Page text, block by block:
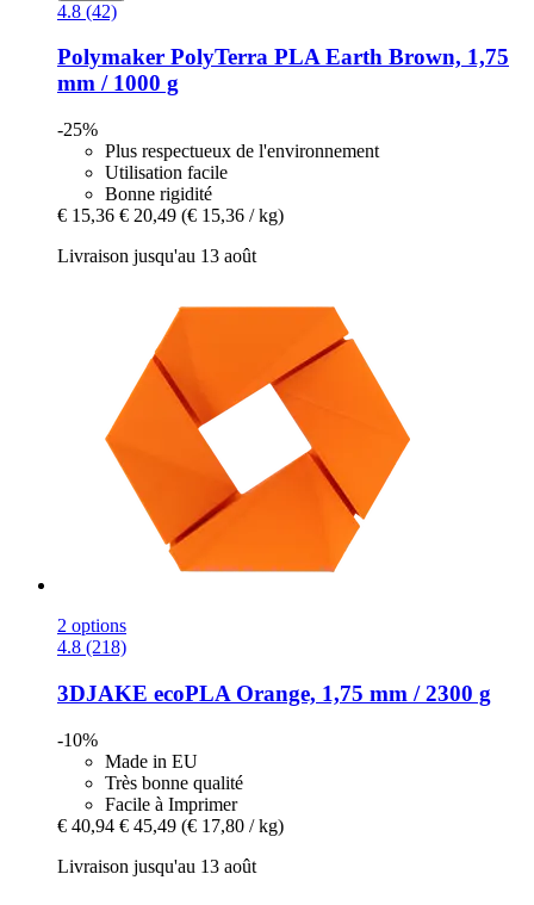
4.8 (42)
Polymaker PolyTerra PLA Earth Brown, 1,75
mm / 1000 g
-25%
Plus respectueux de l'environnement
Utilisation facile
Bonne rigidité
€ 15,36 € 20,49 (€ 15,36 / kg)
Livraison jusqu'au 13 août
2 options
4.8 (218)
3DJAKE ecoPLA Orange, 1,75 mm / 2300 g
-10%
Made in EU
Très bonne qualité
Facile à Imprimer
€ 40,94 € 45,49 (€ 17,80 / kg)
Livraison jusqu'au 13 août